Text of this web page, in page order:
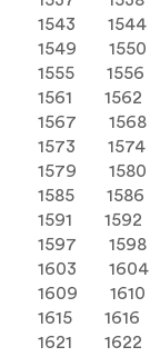
1543
1544
1549
1550
1555
1556
1561
1562
1567
1568
1573
1574
1579
1580
1585
1586
1591
1592
1597
1598
1603
1604
1609
1610
1615
1616
1621
1622